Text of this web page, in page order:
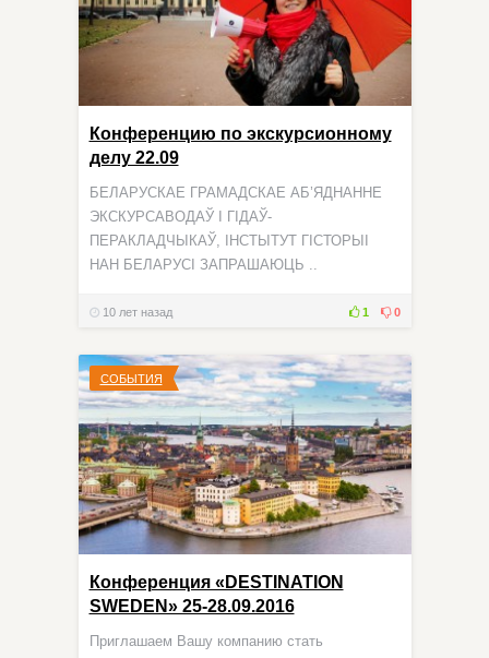
Конференцию по экскурсионному
делу 22.09
БЕЛАРУСКАЕ ГРАМАДСКАЕ АБ’ЯДНАННЕ
ЭКСКУРСАВОДАЎ І ГІДАЎ-
ПЕРАКЛАДЧЫКАЎ, ІНСТЫТУТ ГІСТОРЫІ
НАН БЕЛАРУСІ ЗАПРАШАЮЦЬ ..
10 лет назад 1 0
СОБЫТИЯ
Конференция «DESTINATION
SWEDEN» 25-28.09.2016
Приглашаем Вашу компанию стать